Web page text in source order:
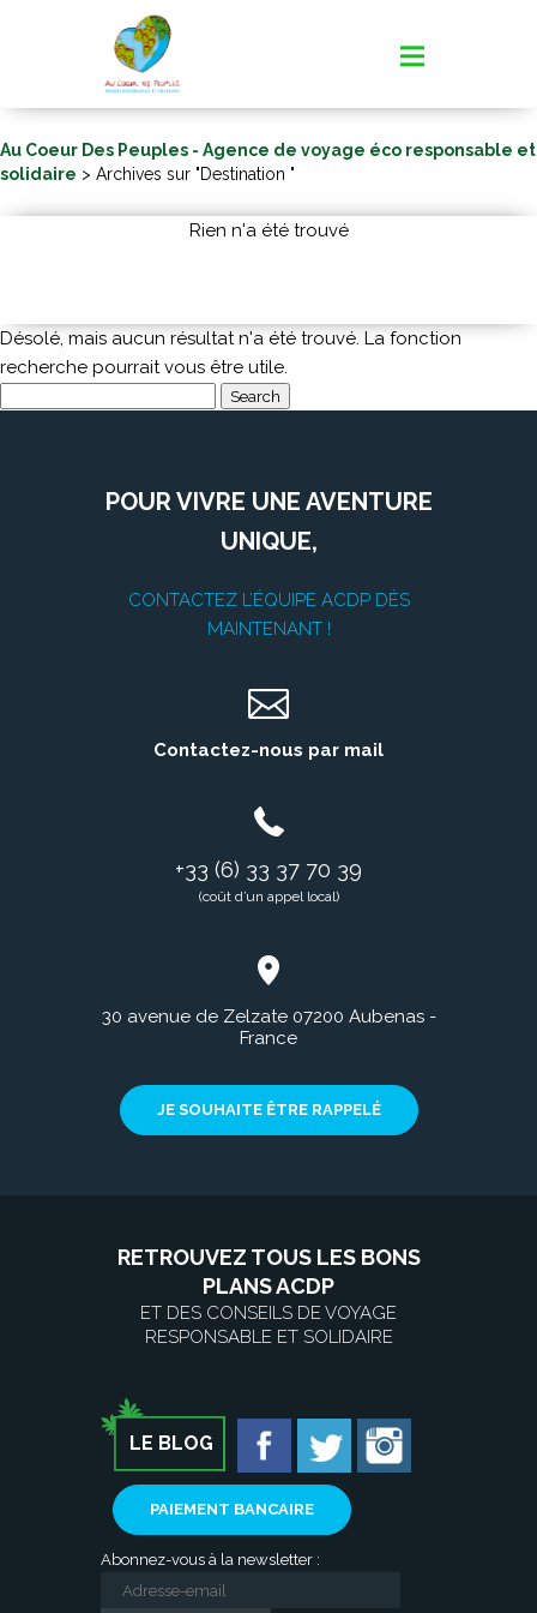
Au Coeur Des Peuples - Agence de voyage éco responsable et
solidaire > Archives sur "Destination "
Rien n'a été trouvé
Désolé, mais aucun résultat n'a été trouvé. La fonction
recherche pourrait vous être utile.
POUR VIVRE UNE AVENTURE
UNIQUE,
CONTACTEZ L’ÉQUIPE ACDP DÈS
MAINTENANT !
Contactez-nous par mail
+33 (6) 33 37 70 39
(coût d’un appel local)
30 avenue de Zelzate 07200 Aubenas -
France
JE SOUHAITE ÊTRE RAPPELÉ
RETROUVEZ TOUS LES BONS
PLANS ACDP
ET DES CONSEILS DE VOYAGE
RESPONSABLE ET SOLIDAIRE
LE BLOG
PAIEMENT BANCAIRE
Abonnez-vous à la newsletter :